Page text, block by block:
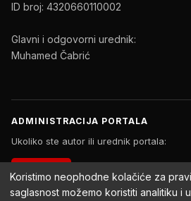
ID broj: 4320660110002
Glavni i odgovorni urednik:
Muhamed Čabrić
ADMINISTRACIJA PORTALA
Ukoliko ste autor ili urednik portala:
Koristimo neophodne kolačiće za
saglasnost možemo koristiti analitiku i